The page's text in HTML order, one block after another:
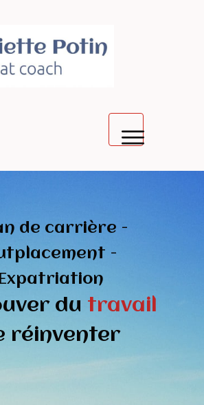
expat
Blog
de carrière -
t -
Expatriation
du travail
réinventer